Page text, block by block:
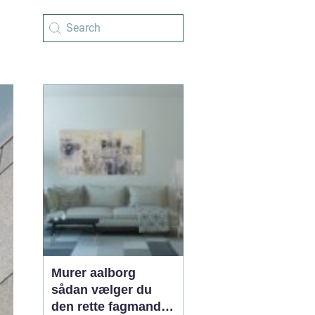
Murer aalborg
sådan vælger du
den rette fagmand